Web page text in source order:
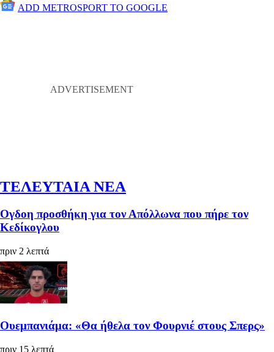
ADD METROSPORT TO GOOGLE
ΤΕΛΕΥΤΑΙΑ ΝΕΑ
Ογδοη προσθήκη για τον Απόλλωνα που πήρε τον
Κεδίκογλου
πριν 2 λεπτά
Ουεμπανιάμα: «Θα ήθελα τον Φουρνιέ στους Σπερς»
πριν 15 λεπτά